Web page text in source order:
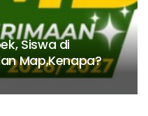
Siswa di
Map,Kenapa?